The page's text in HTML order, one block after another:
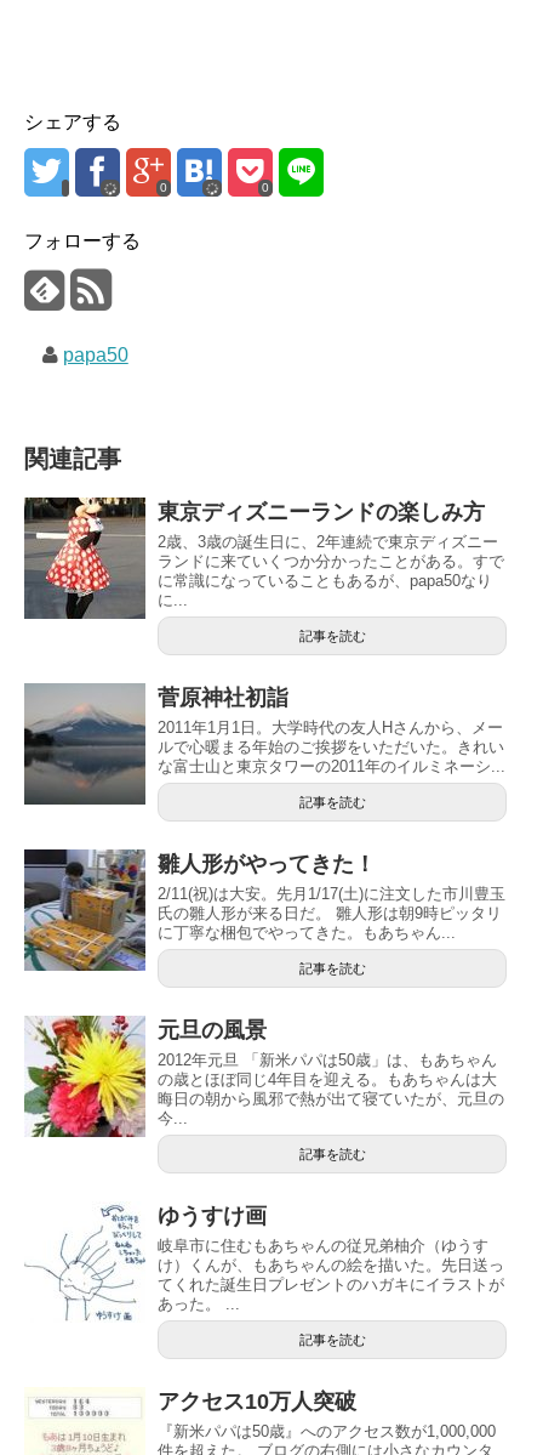
シェアする
0 0
フォローする
papa50
関連記事
東京ディズニーランドの楽しみ方
2歳、3歳の誕生日に、2年連続で東京ディズニー
ランドに来ていくつか分かったことがある。すで
に常識になっていることもあるが、papa50なり
に...
記事を読む
菅原神社初詣
2011年1月1日。大学時代の友人Hさんから、メー
ルで心暖まる年始のご挨拶をいただいた。きれい
な富士山と東京タワーの2011年のイルミネーシ...
記事を読む
雛人形がやってきた！
2/11(祝)は大安。先月1/17(土)に注文した市川豊玉
氏の雛人形が来る日だ。 雛人形は朝9時ピッタリ
に丁寧な梱包でやってきた。もあちゃん...
記事を読む
元旦の風景
2012年元旦 「新米パパは50歳」は、もあちゃん
の歳とほぼ同じ4年目を迎える。もあちゃんは大
晦日の朝から風邪で熱が出て寝ていたが、元旦の
今...
記事を読む
ゆうすけ画
岐阜市に住むもあちゃんの従兄弟柚介（ゆうす
け）くんが、もあちゃんの絵を描いた。先日送っ
てくれた誕生日プレゼントのハガキにイラストが
あった。 ...
記事を読む
アクセス10万人突破
『新米パパは50歳』へのアクセス数が1,000,000
件を超えた。 ブログの右側には小さなカウンタ